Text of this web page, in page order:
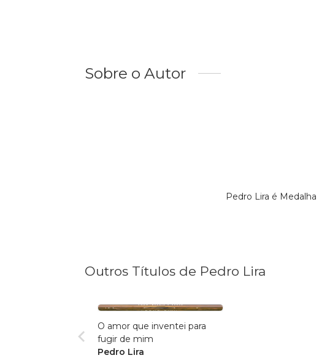
Sobre o Autor
Pedro Lira é
Outros Títulos de Pedro Lira
O amor que inventei para
fugir de mim
Pedro Lira